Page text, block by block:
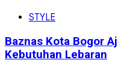
STYLE
Baznas Kota Bogor
Kebutuhan Lebaran